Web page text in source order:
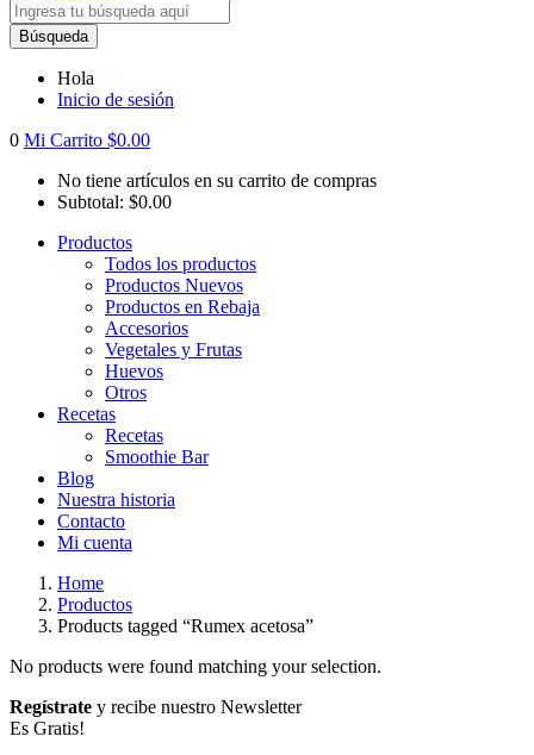
Búsqueda
Hola
Inicio de sesión
0 Mi Carrito $0.00
No tiene artículos en su carrito de compras
Subtotal: $0.00
Productos
Todos los productos
Productos Nuevos
Productos en Rebaja
Accesorios
Vegetales y Frutas
Huevos
Otros
Recetas
Recetas
Smoothie Bar
Blog
Nuestra historia
Contacto
Mi cuenta
Home
Productos
Products tagged “Rumex acetosa”
No products were found matching your selection.
Regístrate y recibe nuestro Newsletter
Es Gratis!